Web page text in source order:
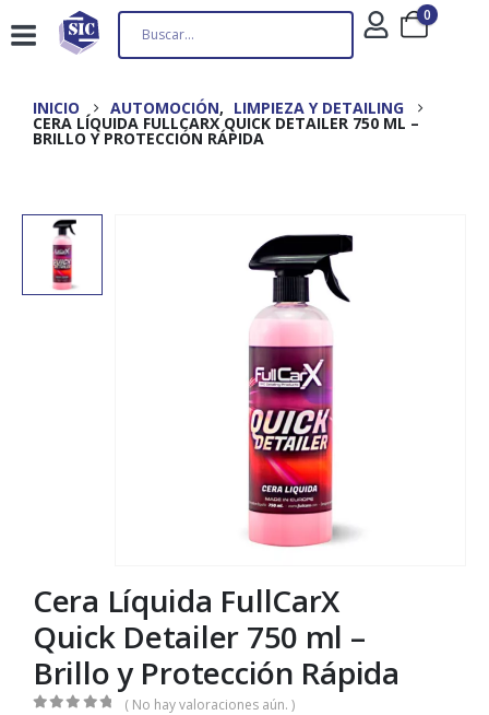
0
INICIO AUTOMOCIÓN, LIMPIEZA Y DETAILING
CERA LÍQUIDA FULLCARX QUICK DETAILER 750 ML –
BRILLO Y PROTECCIÓN RÁPIDA
Cera Líquida FullCarX
Quick Detailer 750 ml –
Brillo y Protección Rápida
( No hay valoraciones aún. )